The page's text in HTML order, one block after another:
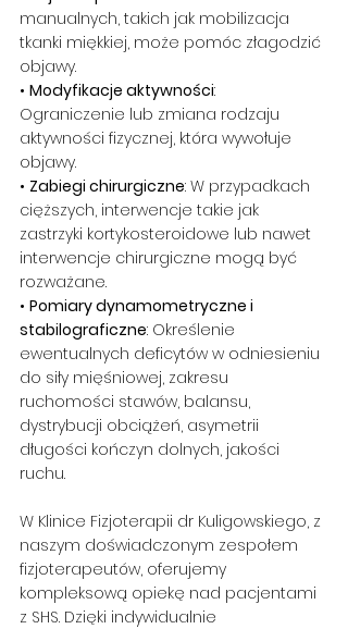
manualnych, takich jak mobilizacja
tkanki miękkiej, może pomóc złagodzić
objawy.
• Modyfikacje aktywności:
Ograniczenie lub zmiana rodzaju
aktywności fizycznej, która wywołuje
objawy.
• Zabiegi chirurgiczne: W przypadkach
cięższych, interwencje takie jak
zastrzyki kortykosteroidowe lub nawet
interwencje chirurgiczne mogą być
rozważane.
• Pomiary dynamometryczne i
stabilograficzne: Określenie
ewentualnych deficytów w odniesieniu
do siły mięśniowej, zakresu
ruchomości stawów, balansu,
dystrybucji obciążeń, asymetrii
długości kończyn dolnych, jakości
ruchu.
W Klinice Fizjoterapii dr Kuligowskiego, z
naszym doświadczonym zespołem
fizjoterapeutów, oferujemy
kompleksową opiekę nad pacjentami
z SHS. Dzięki indywidualnie